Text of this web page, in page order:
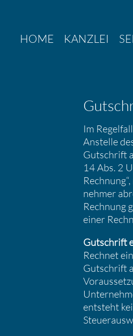
springenHOME KANZLEI
Im
Anstelle
Gutschrift
14 Abs. 2
nehmer
Rechnung
einer
Gutschrift
Rechnet
Gutschrift
entsteht